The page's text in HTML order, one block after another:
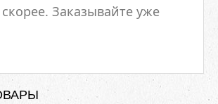
Заказывайте уже